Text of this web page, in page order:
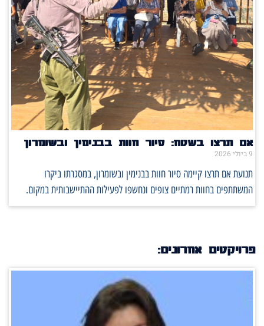
אם תרצו בשטח: סיור חוות בבנימין ובשומרון
9 ביולי 2026
תנועת אם תרצו קיימה סיור חוות בבנימין ובשומרון, במסגרתו ביקרו
המשתתפים בחוות רמתיים צופים ונחשפו לפעילות ההתיישבותית במקום.
פרויקטים אחרונים: